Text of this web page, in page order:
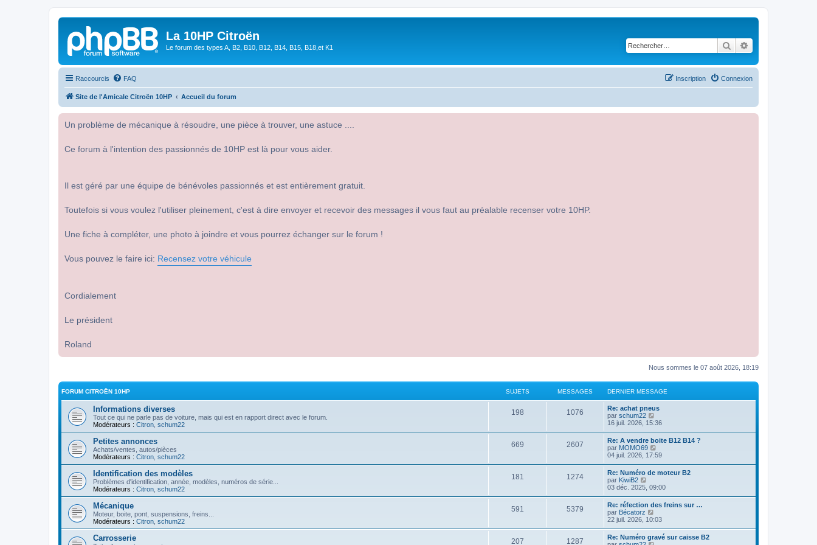
La 10HP Citroën
Le forum des types A, B2, B10, B12, B14, B15, B18,et K1 Rechercher
Raccourcis FAQ Connexion
Inscription
Site de l'Amicale Citroën 10HP Accueil du forum
Un problème de mécanique à résoudre, une pièce à trouver, une astuce ....
Ce forum à l'intention des passionnés de 10HP est là pour vous aider.
Il est géré par une équipe de bénévoles passionnés et est entièrement gratuit.
Toutefois si vous voulez l'utiliser pleinement, c'est à dire envoyer et recevoir des messages il vous faut au préalable recenser votre 10HP.
Une fiche à compléter, une photo à joindre et vous pourrez échanger sur le forum !
Vous pouvez le faire ici: Recensez votre véhicule
Cordialement
Le président
Roland
Nous sommes le 07 août 2026, 18:19
FORUM CITROËN 10HP SUJETS MESSAGES DERNIER MESSAGE
Informations diverses
Tout ce qui ne parle pas de voiture, mais qui est en rapport direct avec le forum.
Modérateurs : Citron schum22
198 1076
Re: achat pneus
par schum22
o
u
l
t
e
r
e
d
e
r
n
i
e
r
16 juil. 2026, 15:36
Petites annonces
Achats/ventes, autos/pièces
Modérateurs : Citron schum22
669 2607
Re: A vendre boite B12 B14 ?
par MOMO69
o
u
t
e
r
e
d
e
r
04 juil. 2026, 17:59
Identification des modèles
Problèmes d'identification, année, modèles, numéros de série...
Modérateurs : Citron schum22
181 1274
Re: Numéro de moteur B2
par KiwiB2
o
u
l
t
e
r
03 déc. 2025, 09:00
Mécanique
Moteur, boite, pont, suspensions, freins...
Modérateurs : Citron schum22
591 5379
Re: réfection des freins sur …
par Bécatorz
o
u
22 juil. 2026, 10:03
Carrosserie 207 1287
Re: Numéro gravé sur caisse B2